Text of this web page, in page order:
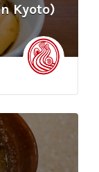
Kyoto)